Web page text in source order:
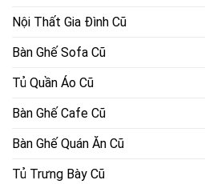
Nội Thất Gia Đình Cũ
Bàn Ghế Sofa Cũ
Tủ Quần Áo Cũ
Bàn Ghế Cafe Cũ
Bàn Ghế Quán Ăn Cũ
Tủ Trưng Bày Cũ